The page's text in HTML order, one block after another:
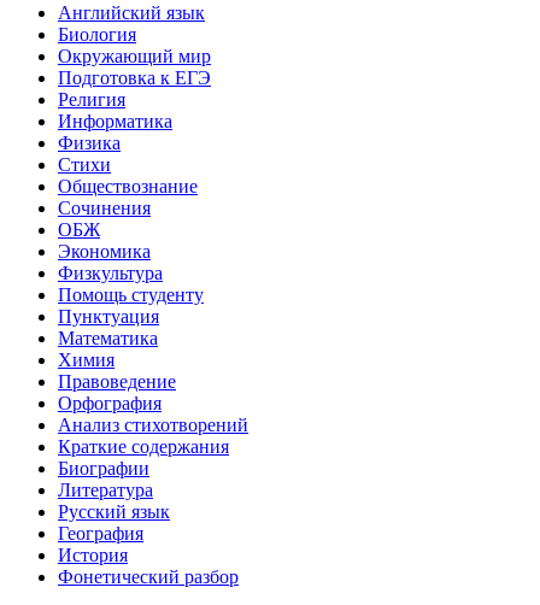
Английский язык
Биология
Окружающий мир
Подготовка к ЕГЭ
Религия
Информатика
Физика
Стихи
Обществознание
Сочинения
ОБЖ
Экономика
Физкультура
Помощь студенту
Пунктуация
Математика
Химия
Правоведение
Орфография
Анализ стихотворений
Краткие содержания
Биографии
Литература
Русский язык
География
История
Фонетический разбор